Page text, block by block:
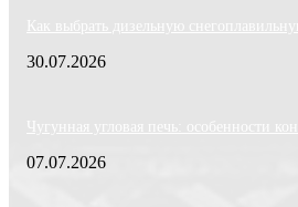
Как выбрать дизельную
30.07.2026
Чугунная угловая печь: особенности
07.07.2026